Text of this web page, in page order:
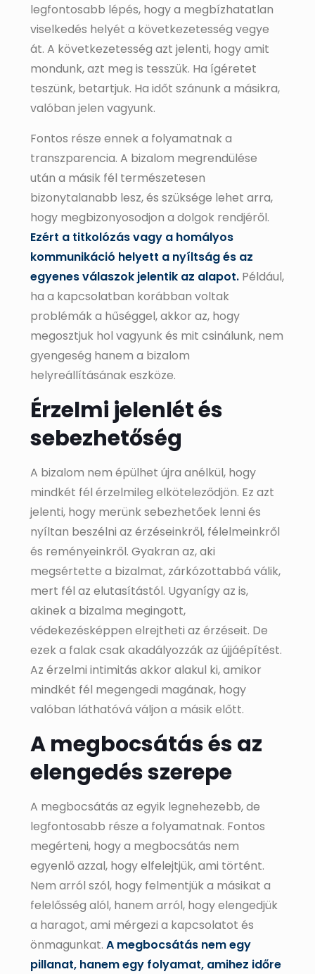
legfontosabb lépés, hogy a megbízhatatlan
viselkedés helyét a következetesség vegye
át. A következetesség azt jelenti, hogy amit
mondunk, azt meg is tesszük. Ha ígéretet
teszünk, betartjuk. Ha időt szánunk a másikra,
valóban jelen vagyunk.
Fontos része ennek a folyamatnak a
transzparencia. A bizalom megrendülése
után a másik fél természetesen
bizonytalanabb lesz, és szüksége lehet arra,
hogy megbizonyosodjon a dolgok rendjéről.
Ezért a titkolózás vagy a homályos
kommunikáció helyett a nyíltság és az
egyenes válaszok jelentik az alapot. Például,
ha a kapcsolatban korábban voltak
problémák a hűséggel, akkor az, hogy
megosztjuk hol vagyunk és mit csinálunk, nem
gyengeség hanem a bizalom
helyreállításának eszköze.
Érzelmi jelenlét és
sebezhetőség
A bizalom nem épülhet újra anélkül, hogy
mindkét fél érzelmileg elköteleződjön. Ez azt
jelenti, hogy merünk sebezhetőek lenni és
nyíltan beszélni az érzéseinkről, félelmeinkről
és reményeinkről. Gyakran az, aki
megsértette a bizalmat, zárkózottabbá válik,
mert fél az elutasítástól. Ugyanígy az is,
akinek a bizalma megingott,
védekezésképpen elrejtheti az érzéseit. De
ezek a falak csak akadályozzák az újjáépítést.
Az érzelmi intimitás akkor alakul ki, amikor
mindkét fél megengedi magának, hogy
valóban láthatóvá váljon a másik előtt.
A megbocsátás és az
elengedés szerepe
A megbocsátás az egyik legnehezebb, de
legfontosabb része a folyamatnak. Fontos
megérteni, hogy a megbocsátás nem
egyenlő azzal, hogy elfelejtjük, ami történt.
Nem arról szól, hogy felmentjük a másikat a
felelősség alól, hanem arról, hogy elengedjük
a haragot, ami mérgezi a kapcsolatot és
önmagunkat. A megbocsátás nem egy
pillanat, hanem egy folyamat, amihez időre